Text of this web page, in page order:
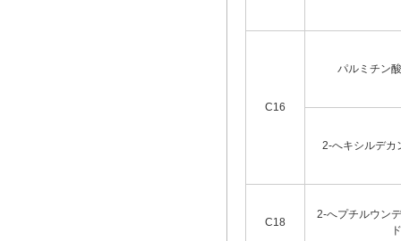
C16
パルミチン
2-へキシルデカ
C18
2-へプチルウン
ド